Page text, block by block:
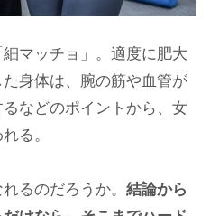
マッチョ」。適度に肥大
身体は、腕の筋や血管が
などのポイントから、女
る。
るのだろうか。 結論から